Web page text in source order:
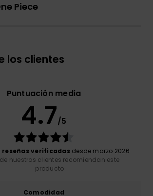
Piece
los clientes
Puntuación media
4.7/5
reseñas verificadasdesde marzo 2026
de nuestros clientes recomiendan este
producto
Comodidad